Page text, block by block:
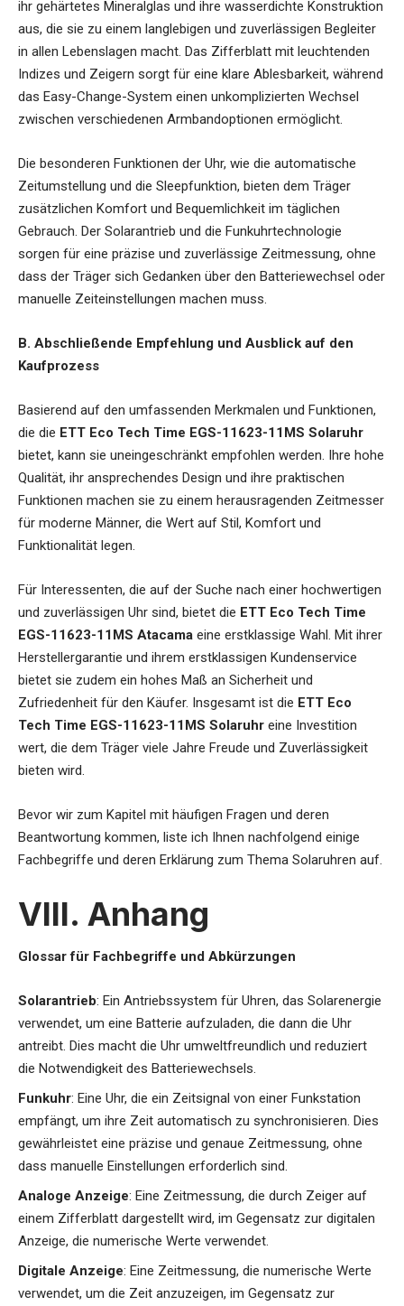
ihr gehärtetes Mineralglas und ihre wasserdichte Konstruktion
aus, die sie zu einem langlebigen und zuverlässigen Begleiter
in allen Lebenslagen macht. Das Zifferblatt mit leuchtenden
Indizes und Zeigern sorgt für eine klare Ablesbarkeit, während
das Easy-Change-System einen unkomplizierten Wechsel
zwischen verschiedenen Armbandoptionen ermöglicht.
Die besonderen Funktionen der Uhr, wie die automatische
Zeitumstellung und die Sleepfunktion, bieten dem Träger
zusätzlichen Komfort und Bequemlichkeit im täglichen
Gebrauch. Der Solarantrieb und die Funkuhrtechnologie
sorgen für eine präzise und zuverlässige Zeitmessung, ohne
dass der Träger sich Gedanken über den Batteriewechsel oder
manuelle Zeiteinstellungen machen muss.
B. Abschließende Empfehlung und Ausblick auf den
Kaufprozess
Basierend auf den umfassenden Merkmalen und Funktionen,
die die ETT Eco Tech Time EGS-11623-11MS Solaruhr
bietet, kann sie uneingeschränkt empfohlen werden. Ihre hohe
Qualität, ihr ansprechendes Design und ihre praktischen
Funktionen machen sie zu einem herausragenden Zeitmesser
für moderne Männer, die Wert auf Stil, Komfort und
Funktionalität legen.
Für Interessenten, die auf der Suche nach einer hochwertigen
und zuverlässigen Uhr sind, bietet die ETT Eco Tech Time
EGS-11623-11MS Atacama eine erstklassige Wahl. Mit ihrer
Herstellergarantie und ihrem erstklassigen Kundenservice
bietet sie zudem ein hohes Maß an Sicherheit und
Zufriedenheit für den Käufer. Insgesamt ist die ETT Eco
Tech Time EGS-11623-11MS Solaruhr eine Investition
wert, die dem Träger viele Jahre Freude und Zuverlässigkeit
bieten wird.
Bevor wir zum Kapitel mit häufigen Fragen und deren
Beantwortung kommen, liste ich Ihnen nachfolgend einige
Fachbegriffe und deren Erklärung zum Thema Solaruhren auf.
VIII. Anhang
Glossar für Fachbegriffe und Abkürzungen
Solarantrieb: Ein Antriebssystem für Uhren, das Solarenergie
verwendet, um eine Batterie aufzuladen, die dann die Uhr
antreibt. Dies macht die Uhr umweltfreundlich und reduziert
die Notwendigkeit des Batteriewechsels.
Funkuhr: Eine Uhr, die ein Zeitsignal von einer Funkstation
empfängt, um ihre Zeit automatisch zu synchronisieren. Dies
gewährleistet eine präzise und genaue Zeitmessung, ohne
dass manuelle Einstellungen erforderlich sind.
Analoge Anzeige: Eine Zeitmessung, die durch Zeiger auf
einem Zifferblatt dargestellt wird, im Gegensatz zur digitalen
Anzeige, die numerische Werte verwendet.
Digitale Anzeige: Eine Zeitmessung, die numerische Werte
verwendet, um die Zeit anzuzeigen, im Gegensatz zur